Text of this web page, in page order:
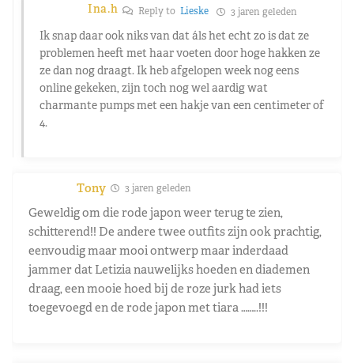
Ina.h Reply to Lieske 3 jaren geleden
Ik snap daar ook niks van dat áls het echt zo is dat ze
problemen heeft met haar voeten door hoge hakken ze
ze dan nog draagt. Ik heb afgelopen week nog eens
online gekeken, zijn toch nog wel aardig wat
charmante pumps met een hakje van een centimeter of
4.
Tony 3 jaren geleden
Geweldig om die rode japon weer terug te zien,
schitterend!! De andere twee outfits zijn ook prachtig,
eenvoudig maar mooi ontwerp maar inderdaad
jammer dat Letizia nauwelijks hoeden en diademen
draag, een mooie hoed bij de roze jurk had iets
toegevoegd en de rode japon met tiara ……..!!!